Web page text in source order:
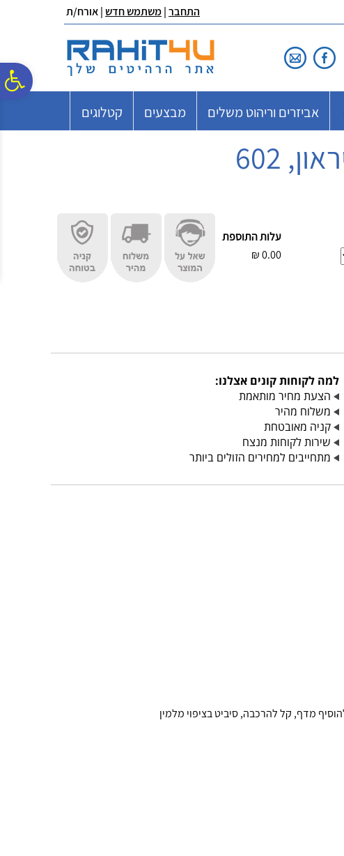
נגישות
אתר
המרכזי
התחבר|משתמש חדש| אורח/ת
אביזרים וריהוט משלים מבצעים קטלוגים
עלות התוספת
0.00
₪
למה לקוחות קונים אצלנו:
הצעת מחיר מותאמת
משלוח מהיר
קניה מאובטחת
שירות לקוחות מנצח
מתחייבים למחירים הזולים ביותר